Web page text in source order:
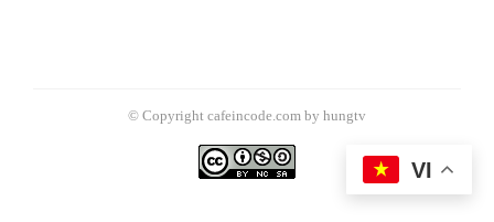
© Copyright cafeincode.com by hungtv
VI